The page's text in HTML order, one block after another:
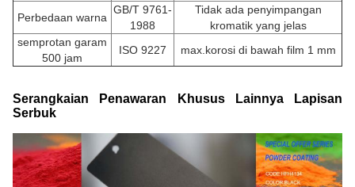
Perbedaan warna
GB/T 9761-
1988
Tidak ada penyimpangan
kromatik yang jelas
semprotan garam
500 jam
ISO 9227 max.korosi di bawah film 1 mm
Serangkaian Penawaran Khusus Lainnya Lapisan
Serbuk